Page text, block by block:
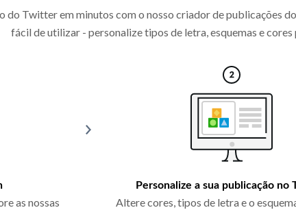
do Twitter em minutos com o nosso criador de
fácil de utilizar - personalize tipos de letra, esquemas e
as nossas
Personalize a sua publicação no
Altere cores, tipos de letra e o